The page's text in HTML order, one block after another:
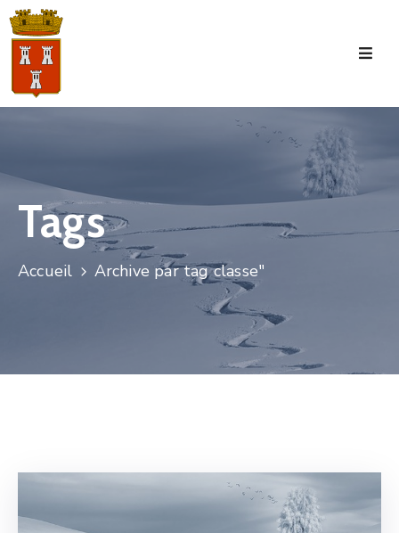
Accueil
Tourisme
Manifestations
Vie
Municipale
Tags
Accueil Archive par tag classe"